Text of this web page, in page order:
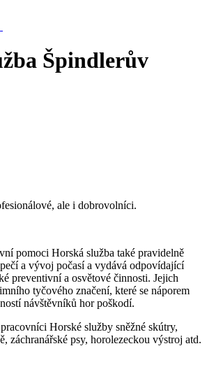
Špindlerův
ale i dobrovolníci.
pomoci Horská služba také pravidelně
a vývoj počasí a vydává odpovídající
preventivní a osvětové činnosti. Jejich
tyčového značení, které se náporem
návštěvníků hor poškodí.
Horské služby sněžné skútry,
záchranářské psy, horolezeckou výstroj atd.